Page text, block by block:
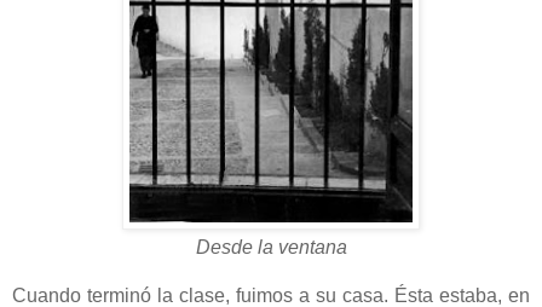
Desde la ventana
Cuando terminó la clase, fuimos a su casa. Ésta estaba, en